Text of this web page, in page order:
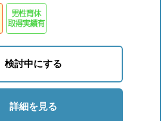
検討中にする
詳細を見る